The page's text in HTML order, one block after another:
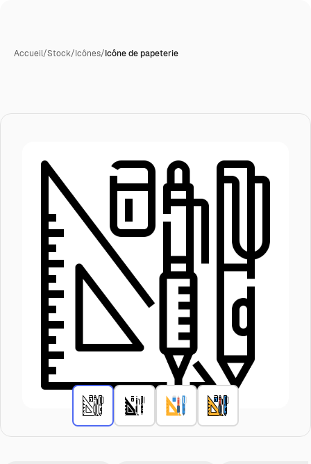
Accueil/Stock/Icônes/Icône de papeterie